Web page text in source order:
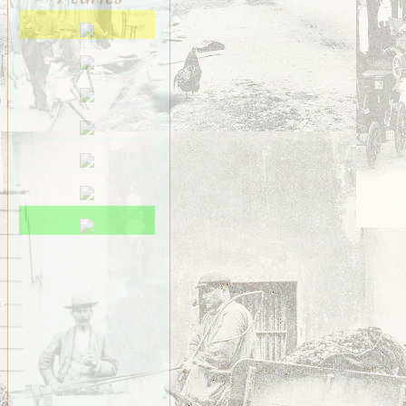
Saint-Méen
Saint-Ouen-des-Alleux
Saint-Père-Marc-en-
Poulet
Saint-Senoux
Saint-Servan
Saint-Suliac
Saint-Thurial
Saint-Énogat
Saint-Étienne-en-
Sens-de-Bretagne
Servon
Taillis
Thorigné
Vezin